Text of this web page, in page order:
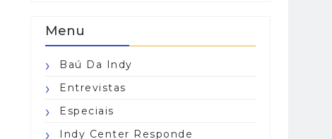
Menu
Baú Da Indy
Entrevistas
Especiais
Indy Center Responde